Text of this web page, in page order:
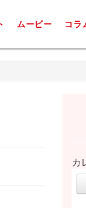
ムービー コラ
カ